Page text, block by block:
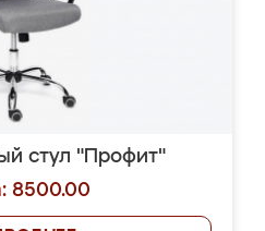
стул "Профит"
8500.00